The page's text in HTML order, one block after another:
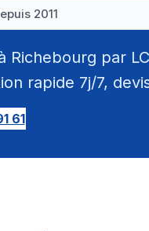
2011
Richebourg par
rapide 7j/7,
61